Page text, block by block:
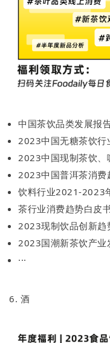
中国茶饮品类发展报
2023中国无糖茶饮行
2023中国现制茶饮、
2023中国普洱茶消费
饮料行业2021-2023
茶行业消费趋势白皮
2023现制饮品创新趋
2023国潮新茶饮产业
···
6. 酒